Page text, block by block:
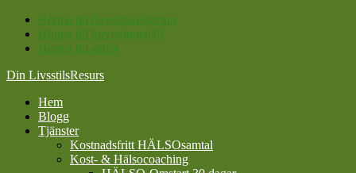
Hoppa till huvudnavigering
Hoppa till huvudinnehåll
Hoppa till sidfot
Din LivsstilsResurs
Hem
Blogg
Tjänster
Kostnadsfritt HÄLSOsamtal
Kost- & Hälsocoaching